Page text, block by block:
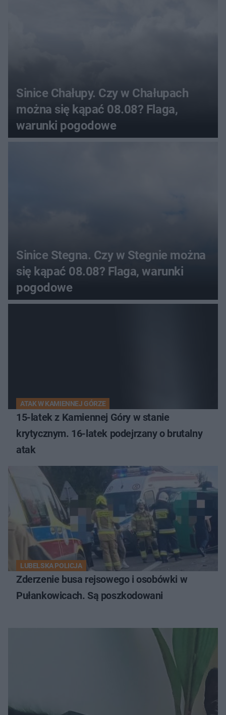
Sinice Chałupy. Czy w Chałupach
można się kąpać 08.08? Flaga,
warunki pogodowe
Sinice Stegna. Czy w Stegnie można
się kąpać 08.08? Flaga, warunki
pogodowe
ATAK W KAMIENNEJ GÓRZE
15-latek z Kamiennej Góry w stanie
krytycznym. 16-latek podejrzany o brutalny
atak
LUBELSKA POLICJA
Zderzenie busa rejsowego i osobówki w
Pułankowicach. Są poszkodowani